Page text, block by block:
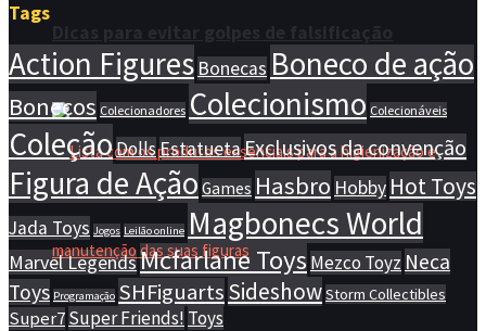
Tags
Action Figures Bonecas Boneco de ação
Bonecos Colecionadores Colecionismo Colecionáveis
ColeçãoDollsEstatuetaExclusivos da convenção
Figura de Ação Games Hasbro Hobby Hot Toys
Jada Toys Jogos Leilão online Magbonecs World
Marvel LegendsMcfarlane Toys Mezco Toyz Neca
Toys Programação SHFiguartsSideshowStorm Collectibles
Super7Super Friends! Toys